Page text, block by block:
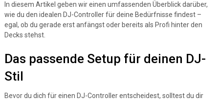
In diesem Artikel geben wir einen umfassenden Überblick darüber,
wie du den idealen DJ-Controller für deine Bedürfnisse findest –
egal, ob du gerade erst anfängst oder bereits als Profi hinter den
Decks stehst.
Das passende Setup für deinen DJ-
Stil
Bevor du dich für einen DJ-Controller entscheidest, solltest du dir